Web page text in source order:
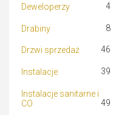
Deweloperzy 4
Drabiny 8
Drzwi sprzedaż 46
Instalacje 39
Instalacje sanitarne i
CO
49